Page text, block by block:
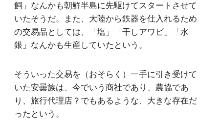
飼」なんかも朝鮮半島に先駆けてスタートさせて
いたそうだ。また、大陸から鉄器を仕入れるため
の交易品としては、「塩」「干しアワビ」「水
銀」なんかも生産していたという。
そういった交易を（おそらく）一手に引き受けて
いた安曇族は、今でいう商社であり、農協であ
り、旅行代理店？でもあるような、大きな存在だ
ったという。